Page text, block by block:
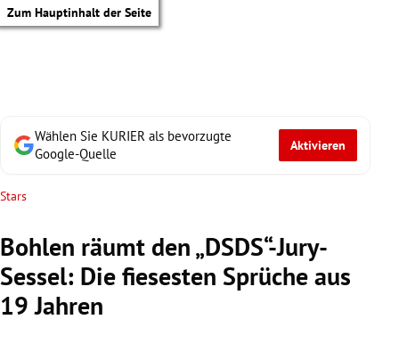
Zum Hauptinhalt der Seite
Wählen Sie KURIER als bevorzugte
Google-Quelle
Aktivieren
Stars
Bohlen räumt den „DSDS“-Jury-
Sessel: Die fiesesten Sprüche aus
19 Jahren